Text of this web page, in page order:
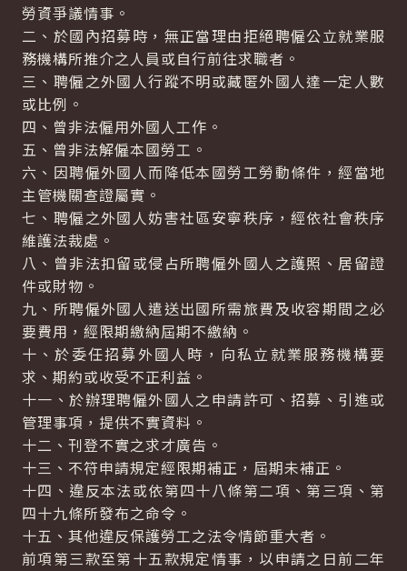
勞資爭議情事。
二、於國內招募時，無正當理由拒絕聘僱公立就業服
務機構所推介之人員或自行前往求職者。
三、聘僱之外國人行蹤不明或藏匿外國人達一定人數
或比例。
四、曾非法僱用外國人工作。
五、曾非法解僱本國勞工。
六、因聘僱外國人而降低本國勞工勞動條件，經當地
主管機關查證屬實。
七、聘僱之外國人妨害社區安寧秩序，經依社會秩序
維護法裁處。
八、曾非法扣留或侵占所聘僱外國人之護照、居留證
件或財物。
九、所聘僱外國人遣送出國所需旅費及收容期間之必
要費用，經限期繳納屆期不繳納。
十、於委任招募外國人時，向私立就業服務機構要
求、期約或收受不正利益。
十一、於辦理聘僱外國人之申請許可、招募、引進或
管理事項，提供不實資料。
十二、刊登不實之求才廣告。
十三、不符申請規定經限期補正，屆期未補正。
十四、違反本法或依第四十八條第二項、第三項、第
四十九條所發布之命令。
十五、其他違反保護勞工之法令情節重大者。
前項第三款至第十五款規定情事，以申請之日前二年